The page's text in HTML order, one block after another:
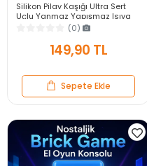
Silikon Pilav Kaşığı Ultra Sert
Uçlu Yanmaz Yapışmaz Isıya
Dayanıklı Kırmızı Servis Yemek
(0)
149,90 TL
Sepete Ekle